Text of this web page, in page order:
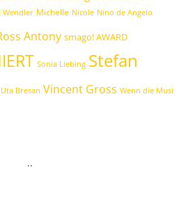
Wendler Michelle Nicole Nino de Angelo
Antony smago! AWARD
Sonia Liebing Stefan
Uta Bresan Vincent Gross Wenn die Musi
..